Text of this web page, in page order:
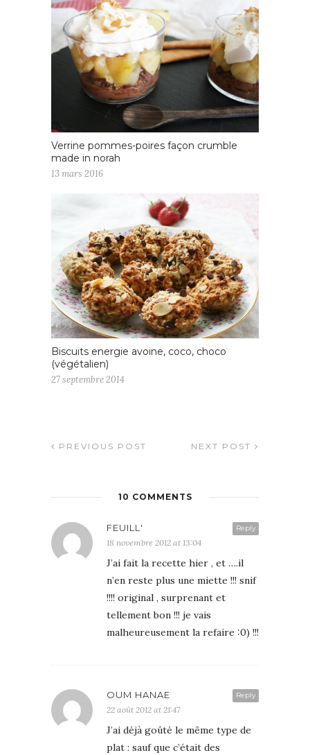
Verrine pommes-poires façon crumble
made in norah
13 mars 2016
Biscuits energie avoine, coco, choco
(végétalien)
27 septembre 2014
PREVIOUS POST NEXT POST
10 COMMENTS
Reply
FEUILL'
18 novembre 2012 at 13:04
J’ai fait la recette hier , et ….il
n’en reste plus une miette !!! snif
!!!! original , surprenant et
tellement bon !!! je vais
malheureusement la refaire :0) !!!
Reply
OUM HANAE
22 août 2012 at 21:47
J’ai déjà goûté le même type de
plat : sauf que c’était des